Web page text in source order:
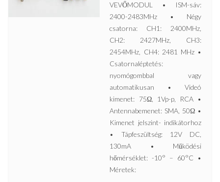
VEVŐMODUL • ISM-sáv:
2400-2483MHz • Négy
csatorna: CH1: 2400MHz,
CH2: 2427MHz, CH3:
2454MHz, CH4: 2481 MHz •
Csatornaléptetés:
nyomógombbal vagy
automatikusan • Videó
kimenet: 75Ω, 1Vp-p, RCA •
Antennabemenet: SMA, 50Ω •
Kimenet jelszint- indikátorhoz
• Tápfeszültség: 12V DC,
130mA • Működési
hőmérséklet: -10° – 60°C •
Méretek: